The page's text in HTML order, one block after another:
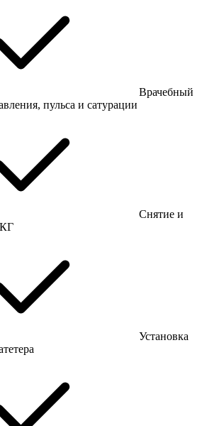
Врачебный
пульса и сатурации
Снятие и
Установка